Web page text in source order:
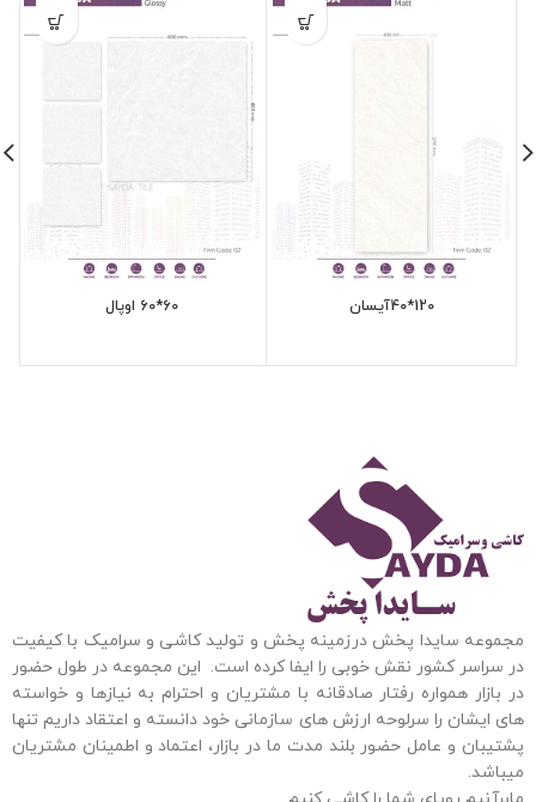
120*40آیسان 60*60 اوپال
مجموعه سایدا پخش درزمینه پخش و تولید کاشی و سرامیک با کیفیت
در سراسر کشور نقش خوبی را ایفا کرده است. این مجموعهدر طول حضور
در بازار همواره رفتار صادقانه با مشتریان و احترام به نیازها و خواسته
های ایشان را سرلوحه ارزش های سازمانی خود دانسته و اعتقاد داریم تنها
پشتیبان و عامل حضور بلند مدت ما در بازار، اعتماد و اطمینان مشتریان
میباشد.